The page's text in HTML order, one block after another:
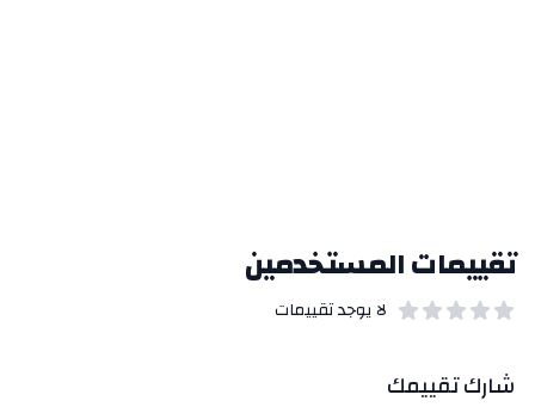
تقييمات المستخدمين
لا يوجد تقييمات
شارك تقييمك